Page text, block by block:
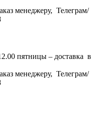
менеджеру, Телеграм/
пятницы – доставка в
менеджеру, Телеграм/